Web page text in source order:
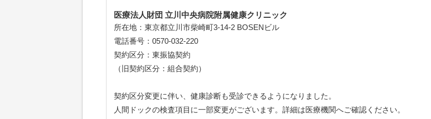
医療法人財団 立川中央病院附属健康クリニック
所在地：東京都立川市柴崎町3-14-2 BOSENビル
電話番号：0570-032-220
契約区分：東振協契約
（旧契約区分：組合契約）
契約区分変更に伴い、健康診断も受診できるようになりました。
人間ドックの検査項目に一部変更がございます。詳細は医療機関へご確認ください。